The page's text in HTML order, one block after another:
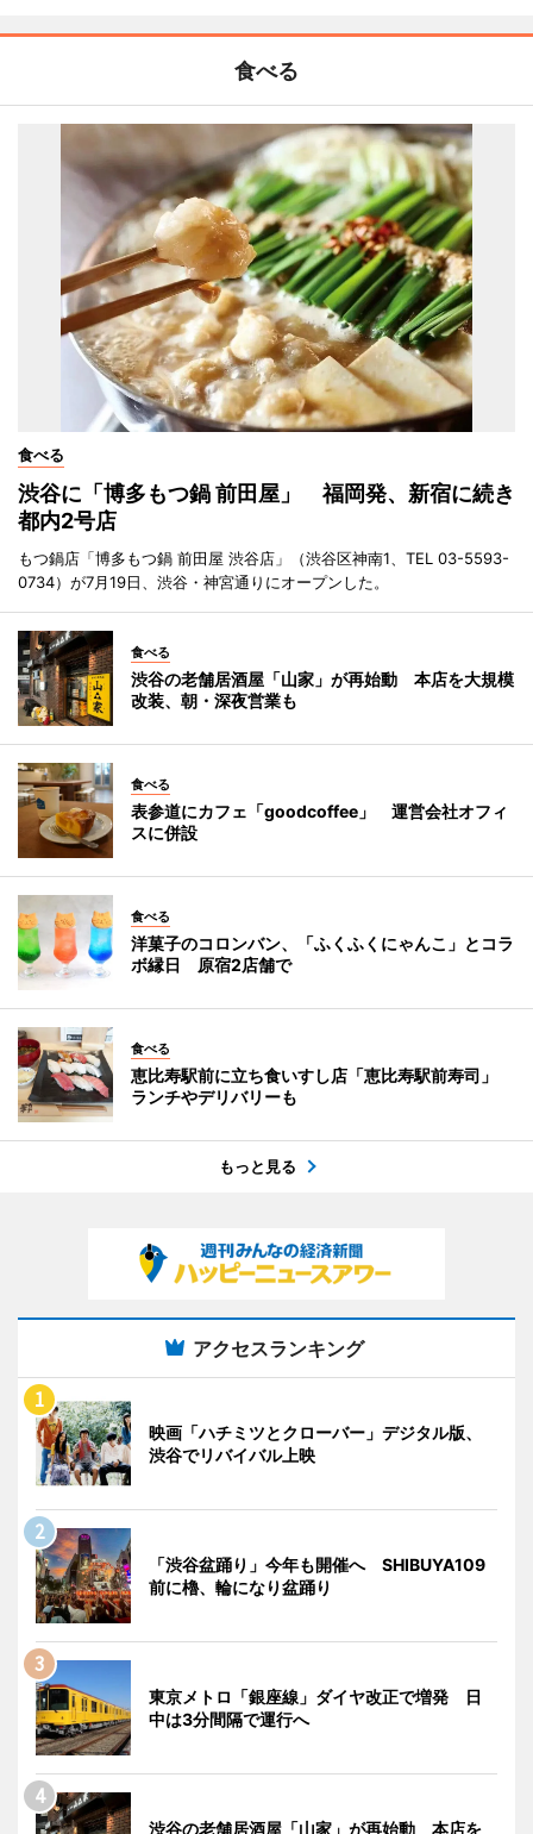
食べる
食べる
渋谷に「博多もつ鍋 前田屋」 福岡発、新宿に続き
都内2号店
もつ鍋店「博多もつ鍋 前田屋 渋谷店」（渋谷区神南1、TEL 03-5593-
0734）が7月19日、渋谷・神宮通りにオープンした。
食べる
渋谷の老舗居酒屋「山家」が再始動 本店を大規模
改装、朝・深夜営業も
食べる
表参道にカフェ「goodcoffee」 運営会社オフィ
スに併設
食べる
洋菓子のコロンバン、「ふくふくにゃんこ」とコラ
ボ縁日 原宿2店舗で
食べる
恵比寿駅前に立ち食いすし店「恵比寿駅前寿司」
ランチやデリバリーも
もっと見る
アクセスランキング
映画「ハチミツとクローバー」デジタル版、
渋谷でリバイバル上映
「渋谷盆踊り」今年も開催へ SHIBUYA109
前に櫓、輪になり盆踊り
東京メトロ「銀座線」ダイヤ改正で増発 日
中は3分間隔で運行へ
渋谷の老舗居酒屋「山家」が再始動 本店を